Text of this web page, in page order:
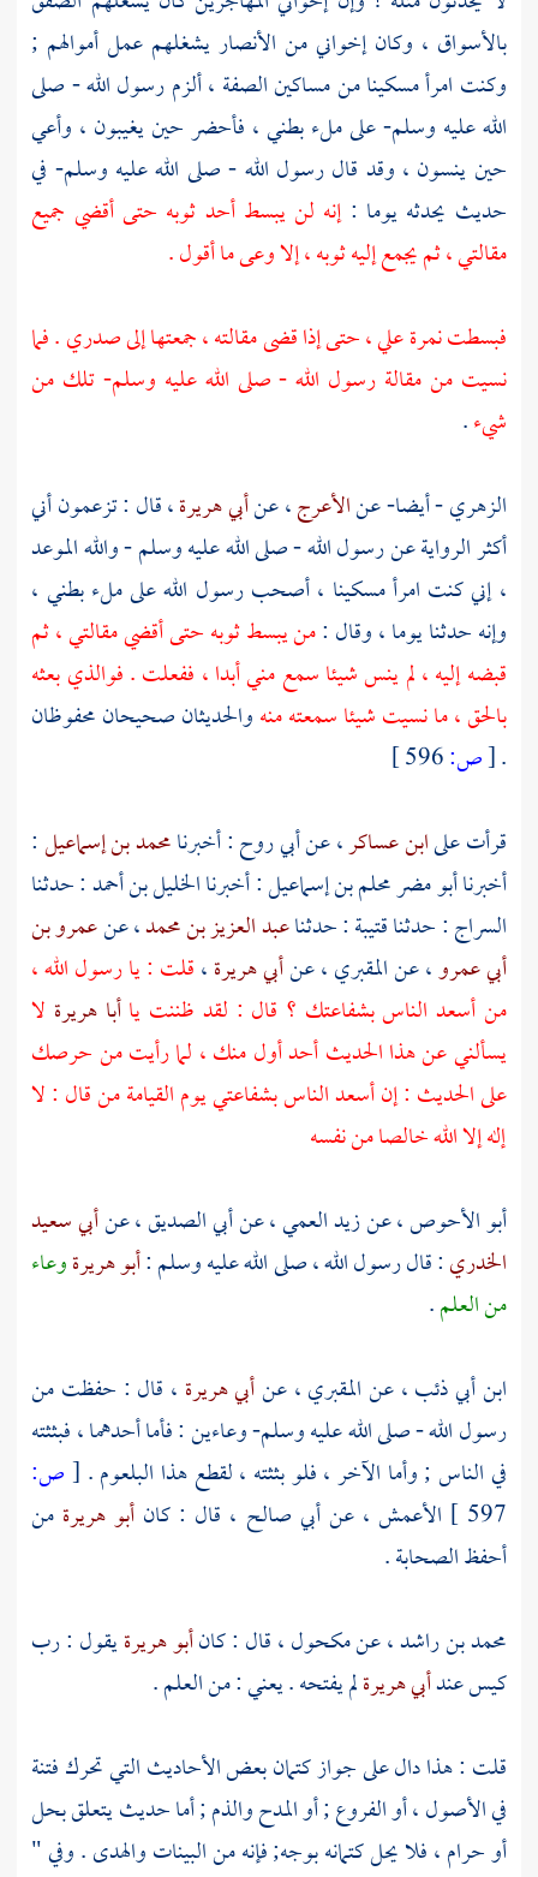
بالأسواق ، وكان إخواني من الأنصاريشغلهم عمل أموالهم ;
وكنت امرأ مسكينا من مساكين الصفة ، ألزم رسول الله - صلى
الله عليه وسلم- على ملء بطني ، فأحضر حين يغيبون ، وأعي
حين ينسون ، وقد قال رسول الله - صلى الله عليه وسلم- في
حديث يحدثه يوما :إنه لن يبسط أحد ثوبه حتى أقضي جميع
مقالتي ، ثم يجمع إليه ثوبه ، إلا وعى ما أقول .
فبسطت نمرة علي ، حتى إذا قضى مقالته ، جمعتها إلى صدري . فما
نسيت من مقالة رسول الله - صلى الله عليه وسلم- تلك من
شيء.
الزهري- أيضا- عنالأعرج، عنأبي هريرة، قال : تزعمون أني
أكثر الرواية عن رسول الله - صلى الله عليه وسلم - والله الموعد
، إني كنت امرأ مسكينا ، أصحب رسول الله على ملء بطني ،
وإنه حدثنا يوما ، وقال :من يبسط ثوبه حتى أقضي مقالتي ، ثم
قبضه إليه ، لم ينس شيئا سمع مني أبدا ، ففعلت . فوالذي بعثه
بالحق ، ما نسيت شيئا سمعته منهوالحديثان صحيحان محفوظان
.
[ص:
قرأت علىابن عساكر، عنأبي روح: أخبرنامحمد بن إسماعيل:
أخبرناأبو مضر محلم بن إسماعيل: أخبرناالخليل بن أحمد: حدثنا
السراج: حدثناقتيبة: حدثناعبد العزيز بن محمد، عنعمرو بن
أبي عمرو، عنالمقبري، عنأبي هريرة،قلت : يا رسول الله ،
من أسعد الناس بشفاعتك ؟ قال : لقد ظننت ياأبا هريرة لا
يسألني عن هذا الحديث أحد أول منك ، لما رأيت من حرصك
على الحديث : إن أسعد الناس بشفاعتي يوم القيامة من قال : لا
إله إلا الله خالصا من نفسه
أبو الأحوص، عنزيد العمي، عنأبي الصديق، عنأبي سعيد
الخدري: قال رسول الله ، صلى الله عليه وسلم :أبو هريرةوعاء
من العلم.
ابن أبي ذئب، عنالمقبري، عنأبي هريرة ، قال : حفظت من
رسول الله - صلى الله عليه وسلم- وعاءين : فأما أحدهما ، فبثثته
في الناس ; وأما الآخر ، فلو بثثته ، لقطع هذا البلعوم . [ص:
597 ] الأعمش ، عنأبي صالح ، قال : كان أبو هريرة من
أحفظ الصحابة .
محمد بن راشد، عنمكحول، قال : كانأبو هريرةيقول : رب
كيس عندأبي هريرةلم يفتحه . يعني : من العلم .
قلت : هذا دال على جواز كتمان بعض الأحاديث التي تحرك فتنة
في الأصول ، أو الفروع ; أو المدح والذم ; أما حديث يتعلق بحل
أو حرام ، فلا يحل كتمانه بوجه; فإنه من البينات والهدى . وفي "